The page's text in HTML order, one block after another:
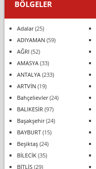
BÖLGELER
Adalar(25)
ADIYAMAN(59)
AĞRI (52)
AMASYA(33)
ANTALYA(233)
ARTVİN(19)
Bahçelievler(24)
BALIKESİR (97)
Başakşehir(24)
BAYBURT(15)
Beşiktaş(24)
BİLECİK(35)
BİTLİS(29)